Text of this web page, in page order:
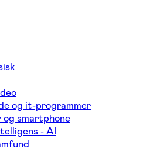
og it-programmer
smartphone
- AI